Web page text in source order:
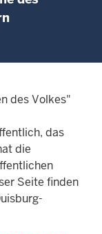
des Volkes"
das
die
Seite finden